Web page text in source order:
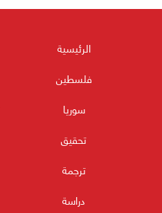
الرئيسية
فلسطين
سوريا
تحقيق
ترجمة
دراسة